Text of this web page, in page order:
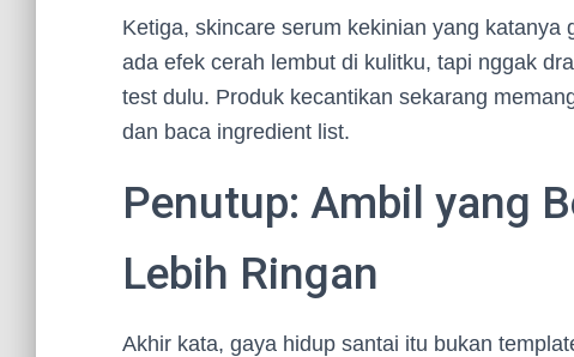
Ketiga, skincare serum kekinian yang
ada efek cerah lembut di kulitku, tapi nggak
test dulu. Produk kecantikan sekarang
dan baca ingredient list.
Penutup: Ambil yang
Lebih Ringan
Akhir kata, gaya hidup santai itu bukan